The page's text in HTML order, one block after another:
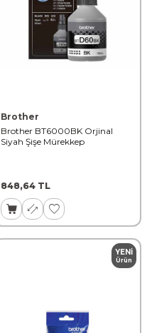
Brother
Brother BT6000BK Orjinal
Siyah Şişe Mürekkep
848,64 TL
YENI
Ürün